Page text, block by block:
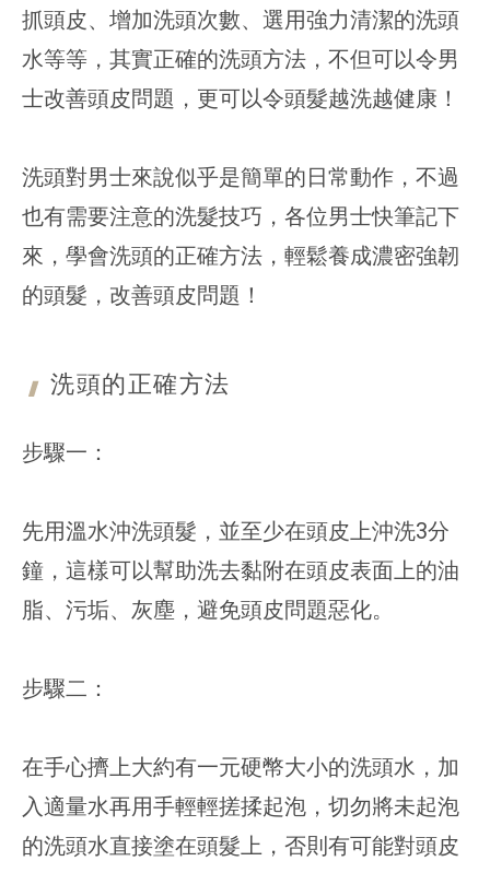
抓頭皮、增加洗頭次數、選用強力清潔的洗頭
水等等，其實正確的洗頭方法，不但可以令男
士改善頭皮問題，更可以令頭髮越洗越健康！
洗頭對男士來說似乎是簡單的日常動作，不過
也有需要注意的洗髮技巧，各位男士快筆記下
來，學會洗頭的正確方法，輕鬆養成濃密強韌
的頭髮，改善頭皮問題！
洗頭的 正確方法
步驟一：
先用溫水沖洗頭髮，並至少在頭皮上沖洗3分
鐘，這樣可以幫助洗去黏附在頭皮表面上的油
脂、污垢、灰塵，避免頭皮問題惡化。
步驟二：
在手心擠上大約有一元硬幣大小的洗頭水，加
入適量水再用手輕輕搓揉起泡，切勿將未起泡
的洗頭水直接塗在頭髮上，否則有可能對頭皮